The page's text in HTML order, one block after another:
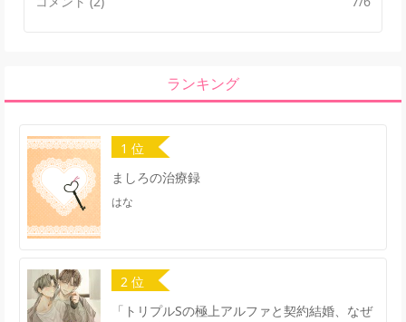
ランキング
1 位
ましろの治療録
はな
2 位
「トリプルSの極上アルファと契約結婚、なぜ